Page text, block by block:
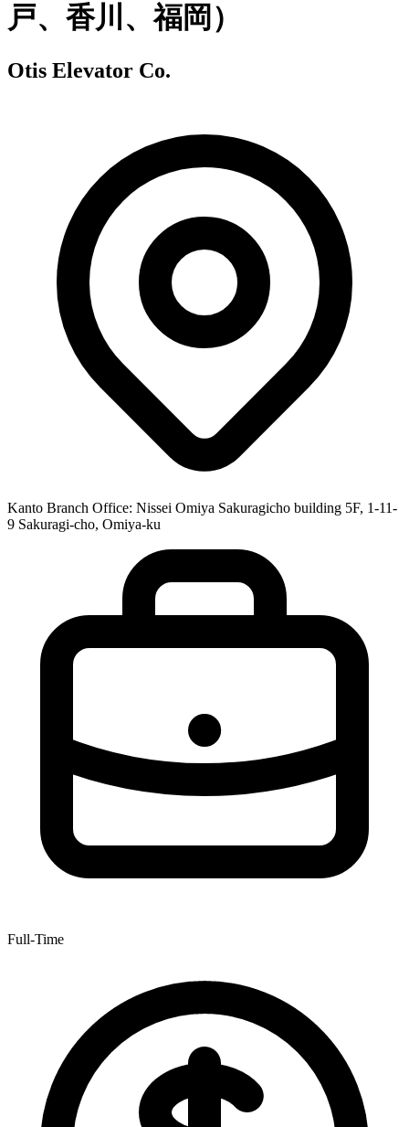
戸、香川、福岡）
Otis Elevator Co.
Kanto Branch Office: Nissei Omiya Sakuragicho building 5F, 1-11-
9 Sakuragi-cho, Omiya-ku
Full-Time